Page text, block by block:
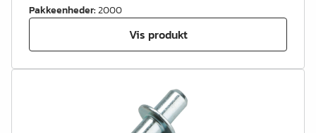
Pakkeenheder:2000
Vis produkt